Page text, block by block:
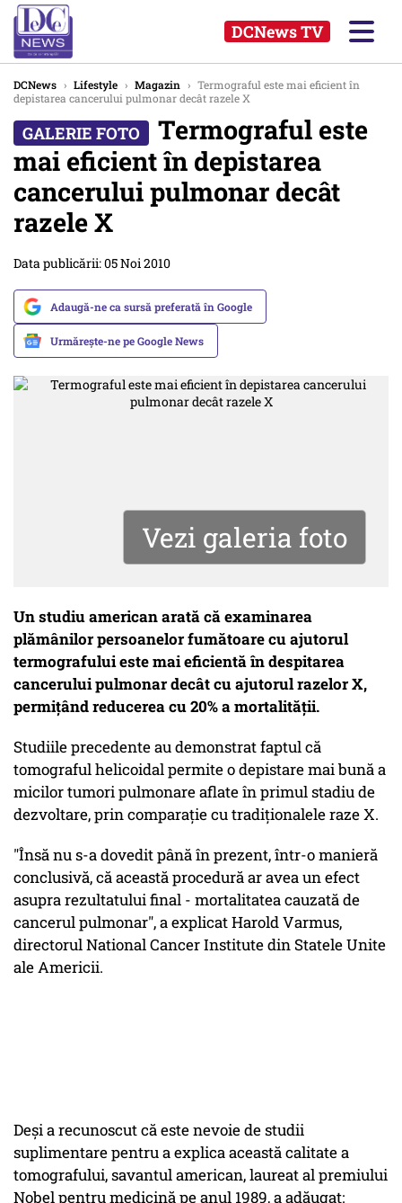
DCNews TV
DCNews › Lifestyle › Magazin › Termograful este mai eficient în
depistarea cancerului pulmonar decât razele X
Termograful este
mai eficient în depistarea
cancerului pulmonar decât
razele X
Data publicării: 05 Noi 2010
Adaugă-ne ca sursă preferată în Google
Urmărește-ne pe Google News
Vezi galeria foto
Un studiu american arată că examinarea
plămânilor persoanelor fumătoare cu ajutorul
termografului este mai eficientă în despitarea
cancerului pulmonar decât cu ajutorul razelor X,
permiţând reducerea cu 20% a mortalităţii.
Studiile precedente au demonstrat faptul că
tomograful helicoidal permite o depistare mai bună a
micilor tumori pulmonare aflate în primul stadiu de
dezvoltare, prin comparaţie cu tradiţionalele raze X.
"Însă nu s-a dovedit până în prezent, într-o manieră
conclusivă, că această procedură ar avea un efect
asupra rezultatului final - mortalitatea cauzată de
cancerul pulmonar", a explicat Harold Varmus,
directorul National Cancer Institute din Statele Unite
ale Americii.
Deşi a recunoscut că este nevoie de studii
suplimentare pentru a explica această calitate a
tomografului, savantul american, laureat al premiului
Nobel pentru medicină pe anul 1989, a adăugat: